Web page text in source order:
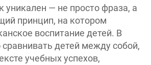
— не просто фраза, а
принцип, на котором
воспитание детей. В
детей между собой,
учебных успехов,